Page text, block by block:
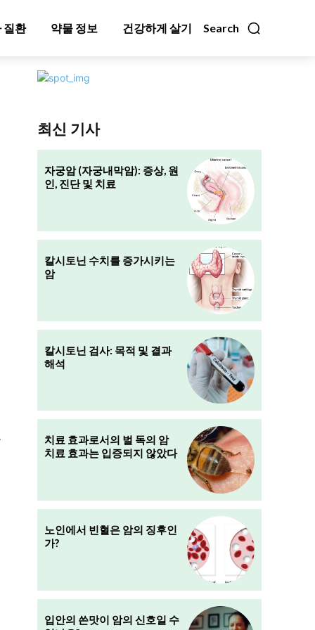
Search
질환 약물 정보 건강하게 살기
최신 기사
자궁암 (자궁내막암): 증상, 원
인, 진단 및 치료
칼시토닌 수치를 증가시키는
암
칼시토닌 검사: 목적 및 결과
해석
치료 효과로서의 벌 독의 암
치료 효과는 입증되지 않았다
노인에서 빈혈은 암의 징후인
가?
입안의 쓴맛이 암의 신호일 수